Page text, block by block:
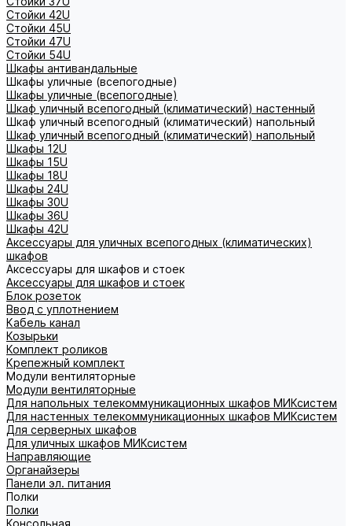
Стойки 42U
Стойки 45U
Стойки 47U
Стойки 54U
Шкафы антивандальные
Шкафы уличные (всепогодные)
Шкафы уличные (всепогодные)
Шкаф уличный всепогодный (климатический) настенный
Шкаф уличный всепогодный (климатический) напольный
Шкаф уличный всепогодный (климатический) напольный
Шкафы 12U
Шкафы 15U
Шкафы 18U
Шкафы 24U
Шкафы 30U
Шкафы 36U
Шкафы 42U
Аксессуары для уличных всепогодных (климатических)
шкафов
Аксессуары для шкафов и стоек
Аксессуары для шкафов и стоек
Блок розеток
Ввод с уплотнением
Кабель канал
Козырьки
Комплект роликов
Крепежный комплект
Модули вентиляторные
Модули вентиляторные
Для напольных телекоммуникационных шкафов МИКсистем
Для настенных телекоммуникационных шкафов МИКсистем
Для серверных шкафов
Для уличных шкафов МИКсистем
Направляющие
Органайзеры
Панели эл. питания
Полки
Полки
Консольная